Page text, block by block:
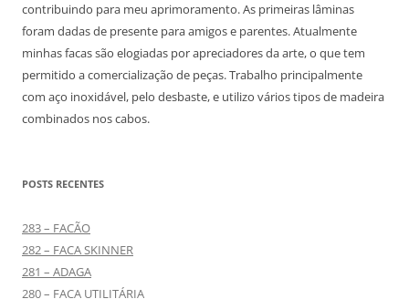
contribuindo para meu aprimoramento. As primeiras lâminas
foram dadas de presente para amigos e parentes. Atualmente
minhas facas são elogiadas por apreciadores da arte, o que tem
permitido a comercialização de peças. Trabalho principalmente
com aço inoxidável, pelo desbaste, e utilizo vários tipos de madeira
combinados nos cabos.
POSTS RECENTES
283 – FACÃO
282 – FACA SKINNER
281 – ADAGA
280 – FACA UTILITÁRIA